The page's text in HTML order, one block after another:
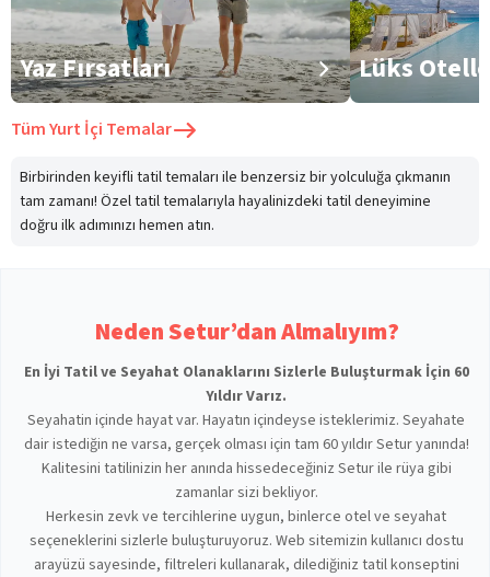
Yaz Fırsatları Lüks
TümYurt İçi Temalar
Birbirinden keyifli tatil temaları ile benzersiz bir yolculuğa çıkmanın
tam zamanı! Özel tatil temalarıyla hayalinizdeki tatil deneyimine
doğru ilk adımınızı hemen atın.
Neden Setur’dan Almalıyım?
En İyi Tatil ve Seyahat Olanaklarını Sizlerle Buluşturmak İçin 60
Yıldır Varız.
Seyahatin içinde hayat var. Hayatın içindeyse isteklerimiz. Seyahate
dair istediğin ne varsa, gerçek olması için tam 60 yıldır Setur yanında!
Kalitesini tatilinizin her anında hissedeceğiniz Setur ile rüya gibi
zamanlar sizi bekliyor.
Herkesin zevk ve tercihlerine uygun, binlerce otel ve seyahat
seçeneklerini sizlerle buluşturuyoruz. Web sitemizin kullanıcı dostu
arayüzü sayesinde, filtreleri kullanarak, dilediğiniz tatil konseptini